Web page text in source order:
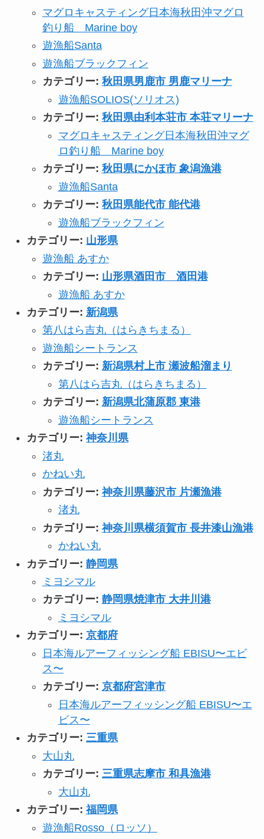
マグロキャスティング日本海秋田沖マグロ
釣り船 Marine boy
遊漁船Santa
遊漁船ブラックフィン
カテゴリー: 秋田県男鹿市 男鹿マリーナ
遊漁船SOLIOS(ソリオス)
カテゴリー: 秋田県由利本荘市 本荘マリーナ
マグロキャスティング日本海秋田沖マグ
ロ釣り船 Marine boy
カテゴリー: 秋田県にかほ市 象潟漁港
遊漁船Santa
カテゴリー: 秋田県能代市 能代港
遊漁船ブラックフィン
カテゴリー: 山形県
遊漁船 あすか
カテゴリー: 山形県酒田市 酒田港
遊漁船 あすか
カテゴリー: 新潟県
第八はら吉丸（はらきちまる）
遊漁船シートランス
カテゴリー: 新潟県村上市 瀬波船溜まり
第八はら吉丸（はらきちまる）
カテゴリー: 新潟県北蒲原郡 東港
遊漁船シートランス
カテゴリー: 神奈川県
渚丸
かねい丸
カテゴリー: 神奈川県藤沢市 片瀬漁港
渚丸
カテゴリー: 神奈川県横須賀市 長井漆山漁港
かねい丸
カテゴリー: 静岡県
ミヨシマル
カテゴリー: 静岡県焼津市 大井川港
ミヨシマル
カテゴリー: 京都府
日本海ルアーフィッシング船 EBISU〜エビ
ス〜
カテゴリー: 京都府宮津市
日本海ルアーフィッシング船 EBISU〜エ
ビス〜
カテゴリー: 三重県
大山丸
カテゴリー: 三重県志摩市 和具漁港
大山丸
カテゴリー: 福岡県
遊漁船Rosso（ロッソ）